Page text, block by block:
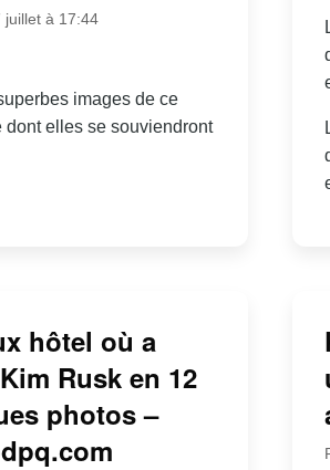
juillet à 17:44
images de ce
dont elles se souviendront
hôtel où a
Rusk en 12
photos –